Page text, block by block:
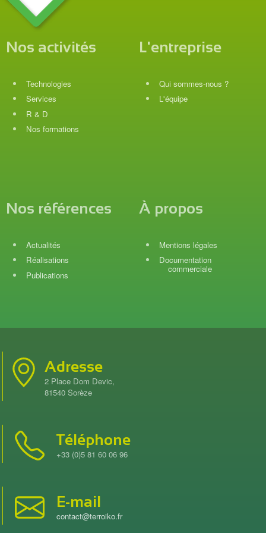
Nos activités
Technologies
Services
R & D
Nos formations
L'entreprise
Qui sommes-nous ?
L'équipe
Nos références
Actualités
Réalisations
Publications
À propos
Mentions légales
Documentation
commerciale
Adresse
2 Place Dom Devic,
81540 Sorèze
Téléphone
+33 (0)5 81 60 06 96
E-mail
contact@terroiko.fr